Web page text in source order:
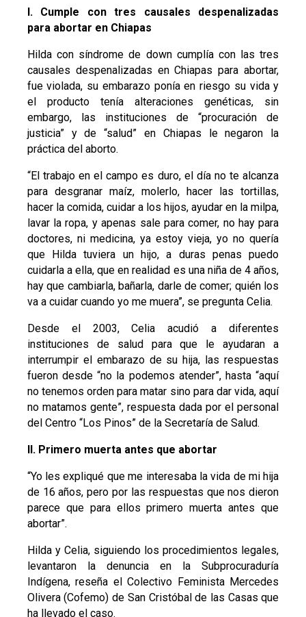
I. Cumple con tres causales despenalizadas
para abortar en Chiapas
Hilda con síndrome de down cumplía con las tres
causales despenalizadas en Chiapas para abortar,
fue violada, su embarazo ponía en riesgo su vida y
el producto tenía alteraciones genéticas, sin
embargo, las instituciones de “procuración de
justicia” y de “salud” en Chiapas le negaron la
práctica del aborto.
“El trabajo en el campo es duro, el día no te alcanza
para desgranar maíz, molerlo, hacer las tortillas,
hacer la comida, cuidar a los hijos, ayudar en la milpa,
lavar la ropa, y apenas sale para comer, no hay para
doctores, ni medicina, ya estoy vieja, yo no quería
que Hilda tuviera un hijo, a duras penas puedo
cuidarla a ella, que en realidad es una niña de 4 años,
hay que cambiarla, bañarla, darle de comer; quién los
va a cuidar cuando yo me muera”, se pregunta Celia.
Desde el 2003, Celia acudió a diferentes
instituciones de salud para que le ayudaran a
interrumpir el embarazo de su hija, las respuestas
fueron desde “no la podemos atender”, hasta “aquí
no tenemos orden para matar sino para dar vida, aquí
no matamos gente”, respuesta dada por el personal
del Centro “Los Pinos” de la Secretaría de Salud.
II. Primero muerta antes que abortar
“Yo les expliqué que me interesaba la vida de mi hija
de 16 años, pero por las respuestas que nos dieron
parece que para ellos primero muerta antes que
abortar”.
Hilda y Celia, siguiendo los procedimientos legales,
levantaron la denuncia en la Subprocuraduría
Indígena, reseña el Colectivo Feminista Mercedes
Olivera (Cofemo) de San Cristóbal de las Casas que
ha llevado el caso.